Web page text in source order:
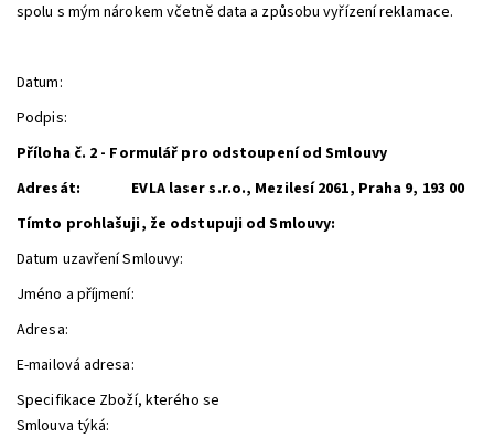
spolu s mým nárokem včetně data a způsobu vyřízení reklamace.
Datum:
Podpis:
Příloha č. 2 - Formulář pro odstoupení od Smlouvy
Adresát: EVLA laser s.r.o., Mezilesí 2061, Praha 9, 193 00
Tímto prohlašuji, že odstupuji od Smlouvy:
Datum uzavření Smlouvy:
Jméno a příjmení:
Adresa:
E-mailová adresa:
Specifikace Zboží, kterého se
Smlouva týká: